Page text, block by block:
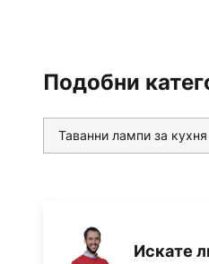
Подобни
Таванни лампи за
Искате